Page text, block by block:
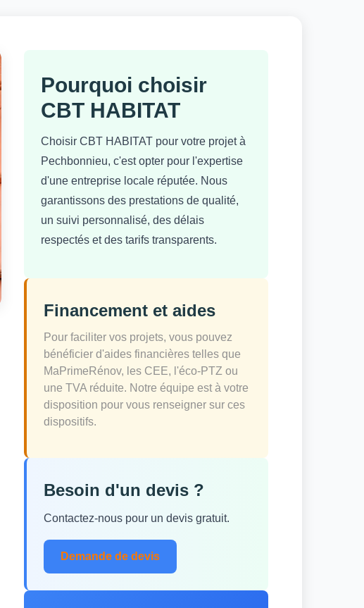
Pourquoi choisir
CBT HABITAT
Choisir CBT HABITAT pour votre projet à
Pechbonnieu, c'est opter pour l'expertise
d'une entreprise locale réputée. Nous
garantissons des prestations de qualité,
un suivi personnalisé, des délais
respectés et des tarifs transparents.
Financement et aides
Pour faciliter vos projets, vous pouvez
bénéficier d'aides financières telles que
MaPrimeRénov, les CEE, l'éco-PTZ ou
une TVA réduite. Notre équipe est à votre
disposition pour vous renseigner sur ces
dispositifs.
Besoin d'un devis ?
Contactez-nous pour un devis gratuit.
Demande de devis